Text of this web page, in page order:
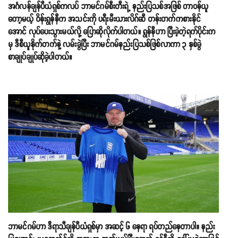
အင်္ဂလန်ချန်ပီယံရှစ်ကလပ် ဘာမင်ဂမ်စီးတီးရဲ့ နည်းပြသစ်အဖြစ် တာဝန်ယူ
တော့မယ့် ဝိန်းရွန်နီက အသင်းကို ပရီးမီးယားလိဂ်ဆီ တန်းတက်ကစားနိုင်
အောင် လုပ်ပေးသွားမယ်လို့ ပြောဆိုလိုက်ပါတယ်။ ရွန်နီဟာ ပြီးခဲ့တဲ့ရက်ပိုင်းက
မှ ဒီစီယူနိုက်တက်နဲ့ လမ်းခွဲပြီး ဘာမင်ဂမ်နည်းပြသစ်ဖြစ်လာကာ ၃ နှစ်ခွဲ
စာချုပ်ချုပ်ဆိုခဲ့ပါတယ်။
ဘာမင်ဂမ်ဟာ ဒီရာသီချန်ပီယံရှစ်မှာ အဆင့် ၆ နေရာ ရပ်တည်နေတာပါ။ နည်း